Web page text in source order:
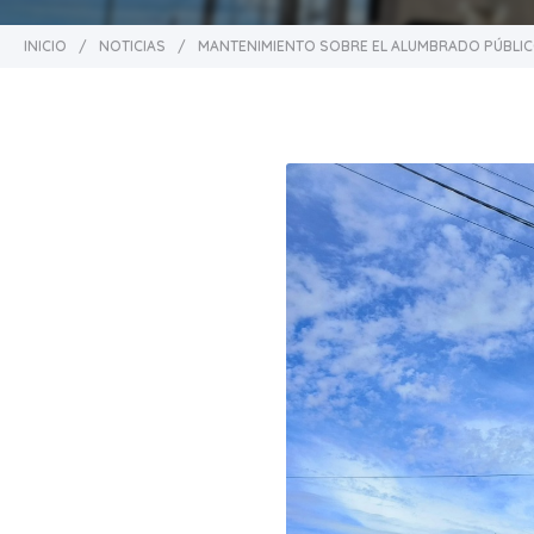
INICIO / NOTICIAS / MANTENIMIENTO SOBRE EL ALUMBRADO